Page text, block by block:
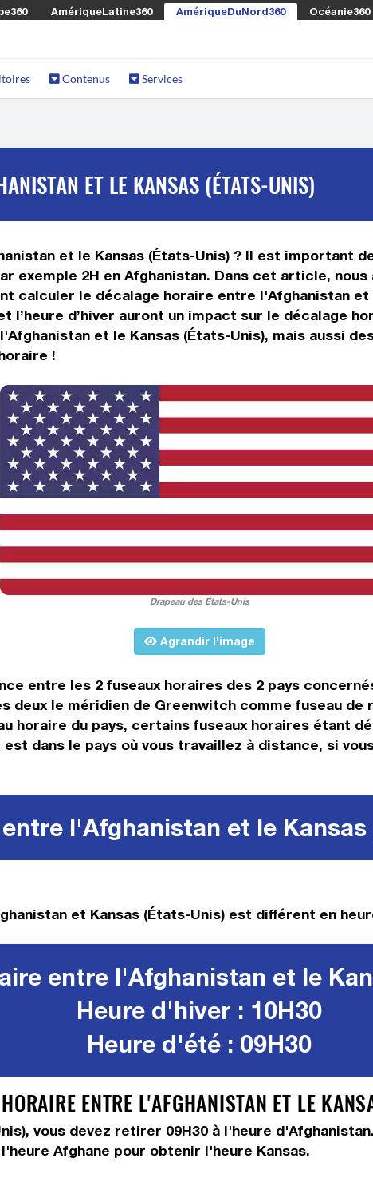
AmériqueLatine360 AmériqueDuNord360 Océanie360
Contenus Services
ET LE KANSAS (ÉTATS-UNIS)
et le Kansas (États-Unis) ? Il est important
exemple 2H en Afghanistan. Dans cet article,
calculer le décalage horaire entre l'Afghanistan et
l’heure d’hiver auront un impact sur le décalage
et le Kansas (États-Unis), mais aussi
!
Drapeau des États-Unis
Agrandir l'image
entre les 2 fuseaux horaires des 2 pays
deux le méridien de Greenwitch comme fuseau
horaire du pays, certains fuseaux horaires étant
dans le pays où vous travaillez à distance, si
l'Afghanistan et le
et Kansas (États-Unis) est différent en
entre l'Afghanistan et le
Heure d'hiver : 10H30
Heure d'été : 09H30
ENTRE L'AFGHANISTAN ET LE
vous devez retirer 09H30 à l'heure d'Afghanistan.
l'heure Afghane pour obtenir l'heure Kansas.